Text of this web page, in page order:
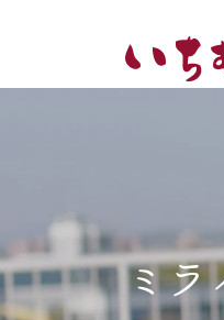
ミラ